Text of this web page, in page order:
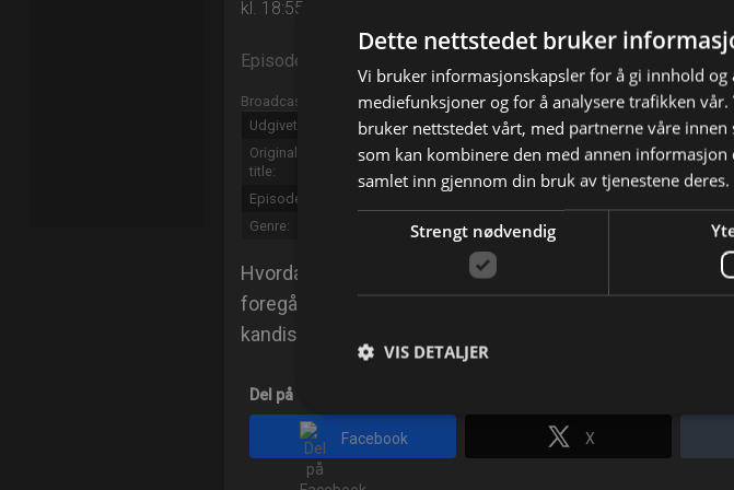
kl. 18:55 på Discovery Science
Episode 3
Broadcast info
Udgivet:
Original
title:
How Do They Do It?
Episode:
Genre:
Serie, Underholdning
Hvordan bygges vogner til Mardi Gras-opptoget i New
foregår prosessen der man rører i, strekker og drar
kandissukker?
Del på
Facebook X
Dette nettstedet bruker
Vi bruker informasjonskapsler for å gi innhold
mediefunksjoner og for å analysere trafikken
bruker nettstedet vårt, med partnerne våre
som kan kombinere den med annen
samlet inn gjennom din bruk av tjenestene deres.
Strengt nødvendig
VIS DETALJER